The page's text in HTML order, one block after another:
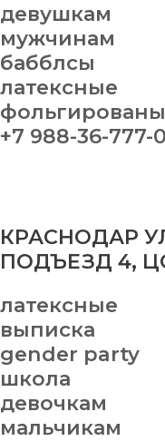
девушкам
мужчинам
бабблсы
латексные
+7 988-36-777-
КРАСНОДАР
ПОДЪЕЗД 4,
латексные
выписка
gender party
школа
девочкам
мальчикам